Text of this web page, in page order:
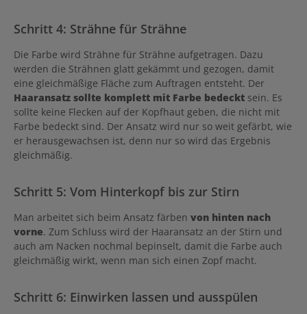
Schritt 4: Strähne für Strähne
Die Farbe wird Strähne für Strähne aufgetragen. Dazu
werden die Strähnen glatt gekämmt und gezogen, damit
eine gleichmäßige Fläche zum Auftragen entsteht. Der
Haaransatz sollte komplett mit Farbe bedeckt sein. Es
sollte keine Flecken auf der Kopfhaut geben, die nicht mit
Farbe bedeckt sind. Der Ansatz wird nur so weit gefärbt, wie
er herausgewachsen ist, denn nur so wird das Ergebnis
gleichmäßig.
Schritt 5: Vom Hinterkopf bis zur Stirn
Man arbeitet sich beim Ansatz färben von hinten nach
vorne. Zum Schluss wird der Haaransatz an der Stirn und
auch am Nacken nochmal bepinselt, damit die Farbe auch
gleichmäßig wirkt, wenn man sich einen Zopf macht.
Schritt 6: Einwirken lassen und ausspülen